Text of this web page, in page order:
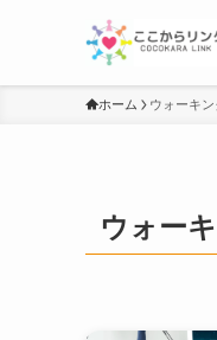
ホーム ウォーキン
ウォー